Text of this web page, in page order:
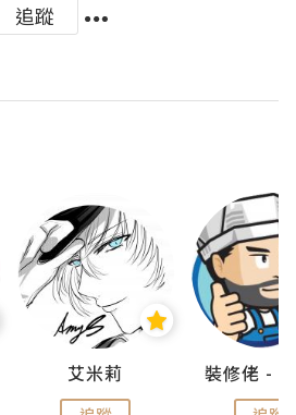
追蹤
艾米莉